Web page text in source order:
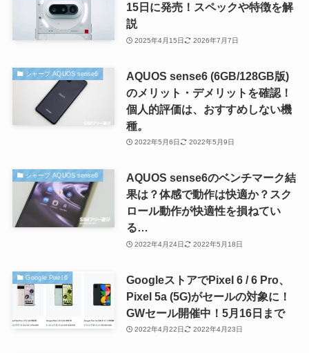
15日に発売！スペックや特徴を解
説
2025年4月15日 2026年7月7日
シャープ AQUOS sense6
AQUOS sense6 (6GB/128GB版)
のメリット・デメリットを確認！
個人的評価は、おすすめしない機
種。
2022年5月6日 2022年5月9日
シャープ AQUOS sense6
AQUOS sense6のベンチマーク結
果は？体感で動作は快適か？スク
ロール動作が快適性を損ねてい
る…
2022年4月24日 2022年5月18日
Google Pixel 6
GoogleストアでPixel 6 / 6 Pro、
Pixel 5a (5G)がセールの対象に！
GWセール開催中！5月16日まで
2022年4月22日 2022年4月23日